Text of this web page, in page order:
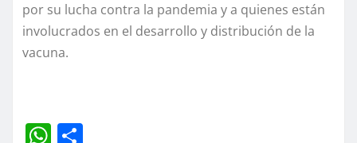
por su lucha contra la pandemia y a quienes están
involucrados en el desarrollo y distribución de la
vacuna.
W